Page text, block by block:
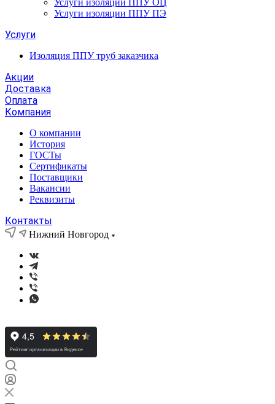
Услуги изоляции ППУ ОЦ
Услуги изоляции ППУ ПЭ
Услуги
Изоляция ППУ труб заказчика
Акции
Доставка
Оплата
Компания
О компании
История
ГОСТы
Сертификаты
Поставщики
Вакансии
Реквизиты
Контакты
Нижний Новгород